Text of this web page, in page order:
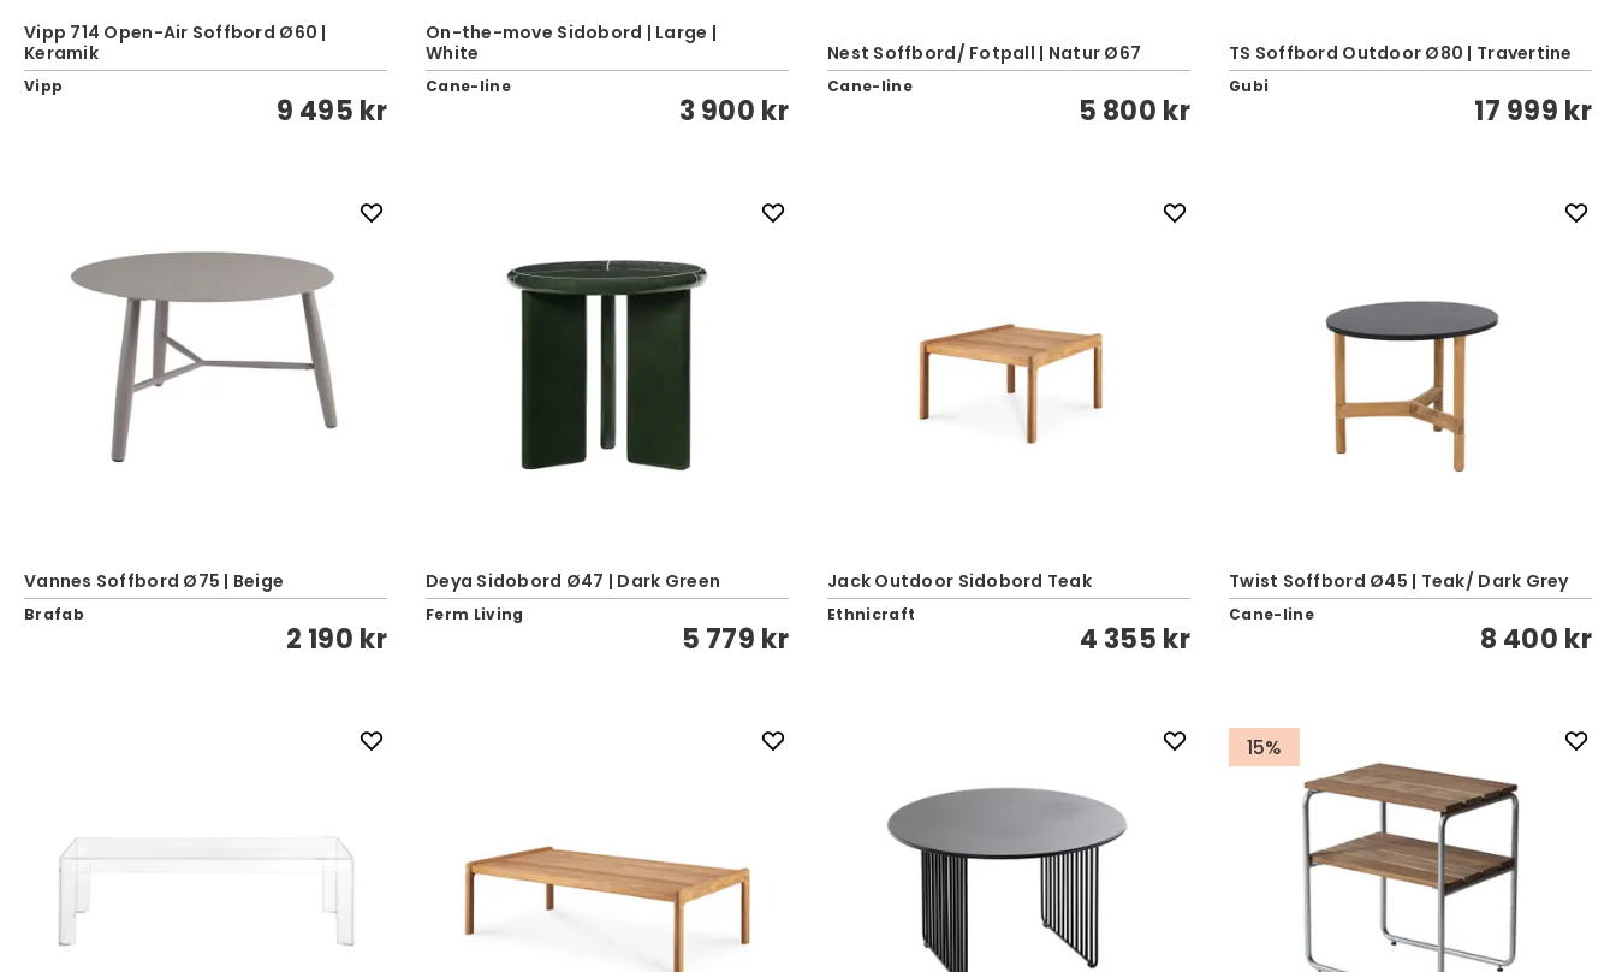
Vipp 714 Open-Air Soffbord Ø60 |
Keramik
Vipp
9 495 kr
On-the-move Sidobord | Large |
White
Cane-line
3 900 kr
Nest Soffbord/ Fotpall | Natur Ø67
Cane-line
5 800 kr
TS Soffbord Outdoor Ø80 | Travertine
Gubi
17 999 kr
Vannes Soffbord Ø75 | Beige
Brafab
2 190 kr
Deya Sidobord Ø47 | Dark Green
Ferm Living
5 779 kr
Jack Outdoor Sidobord Teak
Ethnicraft
4 355 kr
Twist Soffbord Ø45 | Teak/ Dark Grey
Cane-line
8 400 kr
15%